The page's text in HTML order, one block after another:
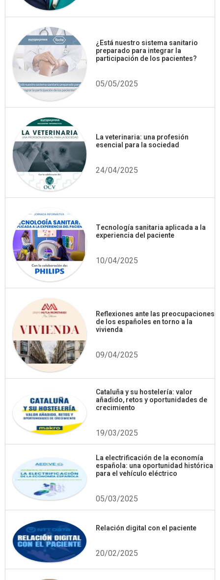
¿Está nuestro sistema sanitario
preparado para integrar la
participación de los pacientes?
05/05/2025
La veterinaria: una profesión
esencial para la sociedad
24/04/2025
Tecnología sanitaria aplicada a la
experiencia del paciente
10/04/2025
Reflexiones ante las preocupaciones
de los españoles en torno a la
vivienda
09/04/2025
Cataluña y su hostelería: valor
añadido, retos y oportunidades de
crecimiento
19/03/2025
La electrificación de la economía
española: una oportunidad histórica
para el vehículo eléctrico
05/03/2025
Relación digital con el paciente
20/02/2025